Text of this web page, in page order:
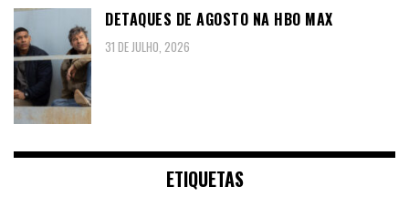
DETAQUES DE AGOSTO NA HBO MAX
31 DE JULHO, 2026
ETIQUETAS